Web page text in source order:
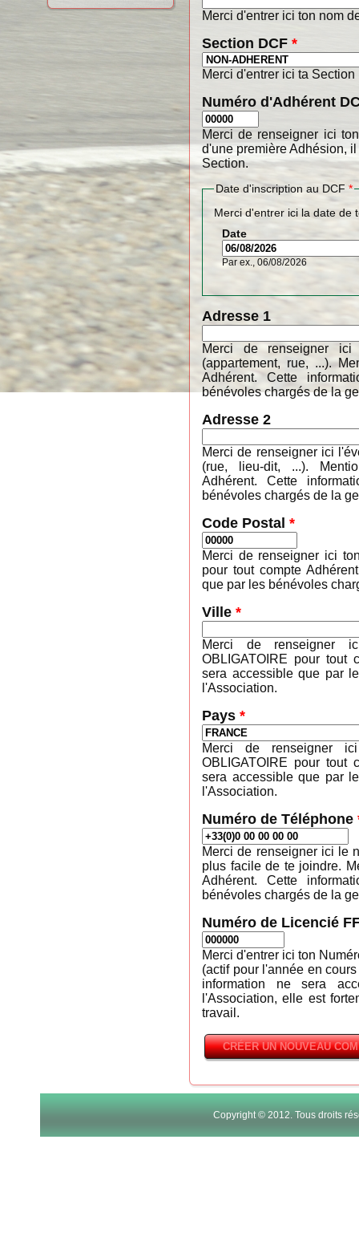
Merci d'entrer ici ton nom
Section DCF *
Merci d'entrer ici ta
Numéro d'Adhérent
Merci de renseigner ici
d'une première Adhésion,
Section.
Date d'inscription au DCF *
Merci d'entrer ici la date de
Date
Par ex., 06/08/2026
Adresse 1
Merci de renseigner
(appartement, rue, ...).
Adhérent. Cette
bénévoles chargés de la
Adresse 2
Merci de renseigner ici
(rue, lieu-dit, ...).
Adhérent. Cette
bénévoles chargés de la
Code Postal *
Merci de renseigner ici
pour tout compte
que par les bénévoles
Ville *
Merci de renseigner
OBLIGATOIRE pour tout
sera accessible que par
l'Association.
Pays *
Merci de renseigner
OBLIGATOIRE pour tout
sera accessible que par
l'Association.
Numéro de Téléphone
Merci de renseigner ici le
plus facile de te joindre.
Adhérent. Cette
bénévoles chargés de la
Numéro de Licencié
Merci d'entrer ici ton
(actif pour l'année en
information ne sera
l'Association, elle est
travail.
Copyright © 2012. Tous droits